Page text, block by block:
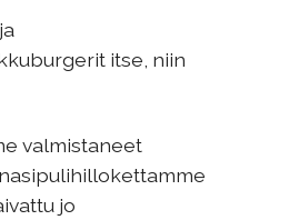
itse, niin
valmistaneet
jo